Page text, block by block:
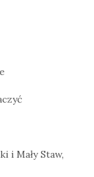
i Mały Staw,